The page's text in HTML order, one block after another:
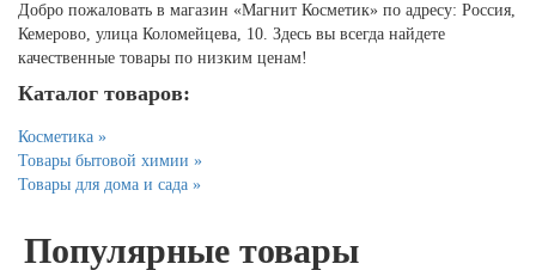
Добро пожаловать в магазин «Магнит Косметик» по адресу: Россия,
Кемерово, улица Коломейцева, 10. Здесь вы всегда найдете
качественные товары по низким ценам!
Каталог товаров:
Косметика »
Товары бытовой химии »
Товары для дома и сада »
Популярные товары